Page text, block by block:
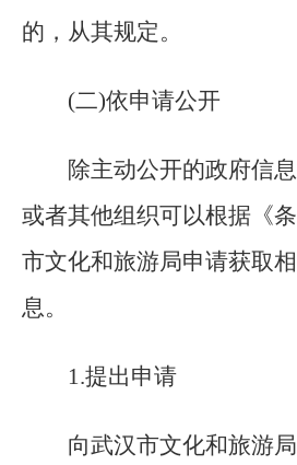
的，从其规定。
(二)依申请公开
除主动公开的政府信
或者其他组织可以根据《
市文化和旅游局申请获取
息。
1.提出申请
向武汉市文化和旅游